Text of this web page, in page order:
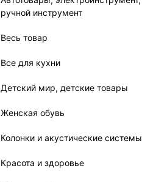
ручной инструмент
Весь товар
Все для кухни
Детский мир, детские товары
Женская обувь
Колонки и акустические системы
Красота и здоровье